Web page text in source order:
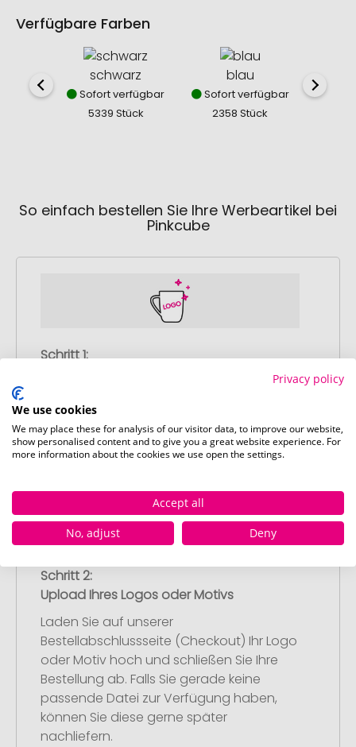
Verfügbare Farben
schwarz
Sofort verfügbar
5339 Stück
blau
Sofort verfügbar
2358 Stück
So einfach bestellen Sie Ihre Werbeartikel bei
Pinkcube
Schritt 1:
Werbeartikel aus und passen Sie diese
nach Ihren Vorstellungen an.
Anschließend legen Sie die konfigurierten
Schritt 2:
Upload Ihres Logos oder Motivs
Laden Sie auf unserer
Bestellabschlussseite (Checkout) Ihr Logo
oder Motiv hoch und schließen Sie Ihre
Bestellung ab. Falls Sie gerade keine
passende Datei zur Verfügung haben,
können Sie diese gerne später
nachliefern.
Privacy policy
We use cookies
We may place these for analysis of our visitor data, to improve our website,
show personalised content and to give you a great website experience. For
more information about the cookies we use open the settings.
Accept all
No, adjust
Deny